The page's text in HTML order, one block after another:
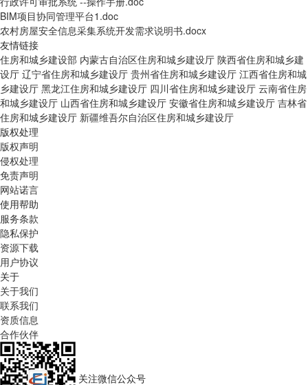
BIM项目协同管理平台1.doc
农村房屋安全信息采集系统开发需求说明书.docx
友情链接
住房和城乡建设部 内蒙古自治区住房和城乡建设厅 陕西省住房和城乡建
设厅 辽宁省住房和城乡建设厅 贵州省住房和城乡建设厅 江西省住房和城
乡建设厅 黑龙江住房和城乡建设厅 四川省住房和城乡建设厅 云南省住房
和城乡建设厅 山西省住房和城乡建设厅 安徽省住房和城乡建设厅 吉林省
住房和城乡建设厅 新疆维吾尔自治区住房和城乡建设厅
版权处理
版权声明
侵权处理
免责声明
网站诺言
使用帮助
服务条款
隐私保护
资源下载
用户协议
关于
关于我们
联系我们
资质信息
合作伙伴
关注微信公众号